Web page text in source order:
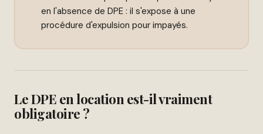
en l'absence de DPE : il s'expose à une
procédure d'expulsion pour impayés.
Le DPE en location est-il vraiment
obligatoire ?